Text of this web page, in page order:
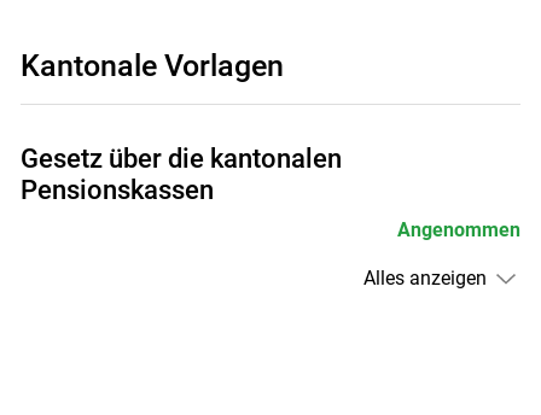
Kantonale Vorlagen
Gesetz über die kantonalen
Pensionskassen
Angenommen
Alles anzeigen